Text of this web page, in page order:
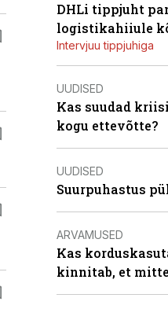
DHLi tippjuht
logistikahiiule
Intervjuu tippjuhiga
UUDISED
Kas suudad
kogu ettevõtte?
UUDISED
Suurpuhastus
ARVAMUSED
Kas
kinnitab, et